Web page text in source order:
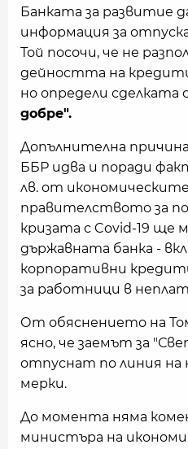
Банката за развитие
информация за
Той посочи, че не
дейността на
но определи сделката
добре".
Допълнителна
ББР идва и поради
лв. от
правителството за
кризата с Covid-19 ще
държавната банка -
корпоративни
за работници в
От обяснението на
ясно, че заемът за
отпуснат по линия на
мерки.
До момента няма
министъра на